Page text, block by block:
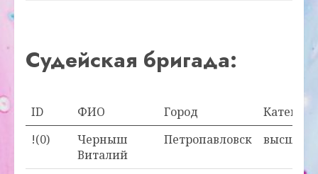
Судейская бригада:
ID ФИО Город
!(0)
Черныш
Виталий
Петропавловск высшая